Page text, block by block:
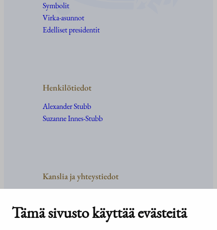
Tämä sivusto käyttää evästeitä
Symbolit
Virka-asunnot
Edelliset presidentit
Henkilötiedot
Alexander Stubb
Suzanne Innes-Stubb
Kanslia ja yhteystiedot
Tehtävät ja organisaatio
Medialle